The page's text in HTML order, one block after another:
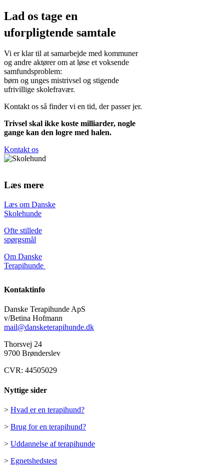
Lad os tage en
uforpligtende samtale
Vi er klar til at samarbejde med kommuner
og andre aktører om at løse et voksende
samfundsproblem:
børn og unges mistrivsel og stigende
ufrivillige skolefravær.
Kontakt os så finder vi en tid, der passer jer.
Trivsel skal ikke koste milliarder, nogle
gange kan den logre med halen.
Kontakt os
Læs mere
Læs om Danske
Skolehunde
Ofte stillede
spørgsmål
Om Danske
Terapihunde
Kontaktinfo
Danske Terapihunde ApS
v/Betina Hofmann
mail@dansketerapihunde.dk
Thorsvej 24
9700 Brønderslev
CVR: 44505029
Nyttige sider
> Hvad er en terapihund?
> Brug for en terapihund?
> Uddannelse af terapihunde
> Egnetshedstest